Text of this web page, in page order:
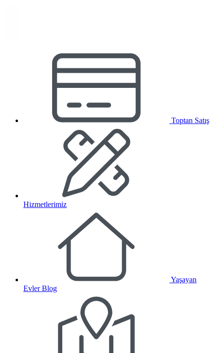
Toptan Satış
Hizmetlerimiz
Yaşayan
Evler Blog